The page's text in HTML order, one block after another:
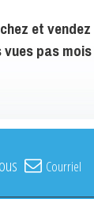
et vendez
pas
Courriel